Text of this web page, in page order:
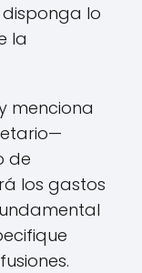
lo
la
menciona
de
los gastos